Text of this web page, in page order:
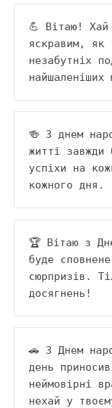
💪 Вітаю!
яскравим, як
незабутніх
найшаленіших
🍻 З днем
житті завжди
успіхи на
кожного дня.
🏆 Вітаю з
буде
сюрпризів.
досягнень!
🚗 З Днем
день
неймовірні
нехай у